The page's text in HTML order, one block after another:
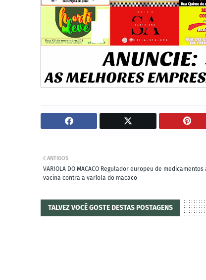
ANTIGOS
VARIOLA DO MACACO Regulador europeu de medicamentos
vacina contra a varíola do macaco
TALVEZ VOCÊ GOSTE DESTAS POSTAGENS